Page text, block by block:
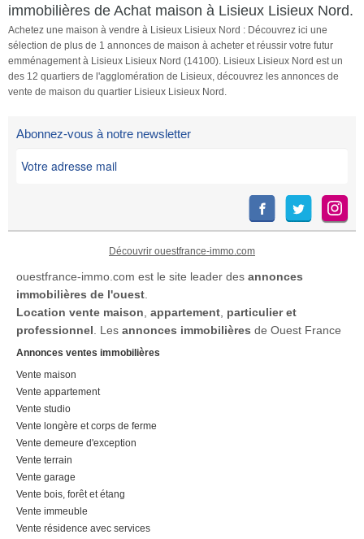
immobilières de Achat maison à Lisieux Lisieux Nord.
Achetez une maison à vendre à Lisieux Lisieux Nord : Découvrez ici une
sélection de plus de 1 annonces de maison à acheter et réussir votre futur
emménagement à Lisieux Lisieux Nord (14100). Lisieux Lisieux Nord est un
des 12 quartiers de l'agglomération de Lisieux, découvrez les annonces de
vente de maison du quartier Lisieux Lisieux Nord.
Abonnez-vous à notre newsletter
Découvrir ouestfrance-immo.com
ouestfrance-immo.com est le site leader des annonces
immobilières de l'ouest
Location vente maison appartement particulier et
professionnel . Les annonces immobilières de Ouest France
Annonces ventes immobilières
Vente maison
Vente appartement
Vente studio
Vente longère et corps de ferme
Vente demeure d'exception
Vente terrain
Vente garage
Vente bois, forêt et étang
Vente immeuble
Vente résidence avec services